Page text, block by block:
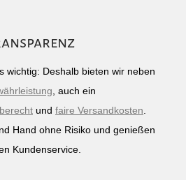
wichtig: Deshalb bieten wir neben
, auch ein
und faire Versandkosten
Hand ohne Risiko und genießen
Kundenservice.